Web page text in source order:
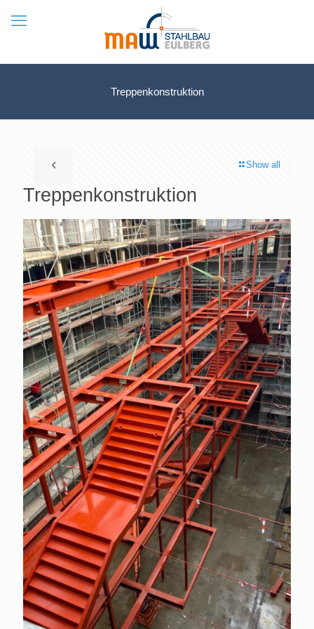
Treppenkonstruktion
Show all
Treppenkonstruktion